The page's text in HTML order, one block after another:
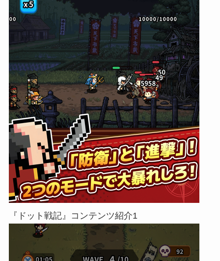
『ドット戦記』コンテンツ紹介1